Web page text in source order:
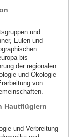
und
Eulen und
bis
der regionalen
und Ökologie
von
Hautflüglern
und Verbreitung